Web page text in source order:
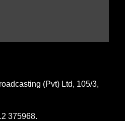
(Pvt) Ltd, 105/3,
375968.